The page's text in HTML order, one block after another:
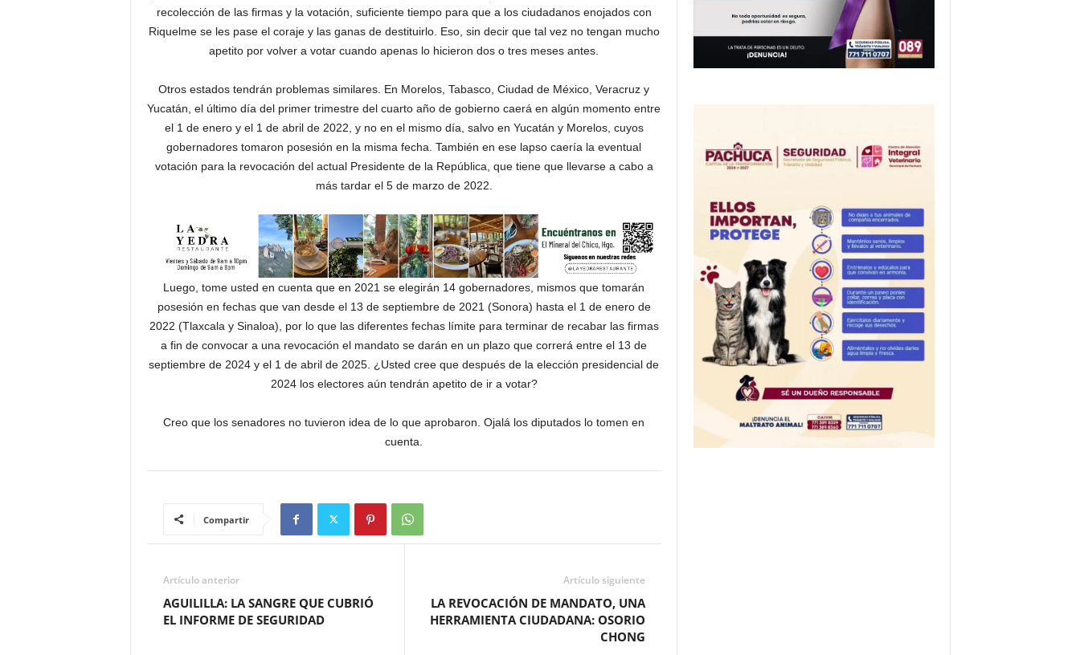
recolección de las firmas y la votación, suficiente tiempo para que a los ciudadanos enojados con
Riquelme se les pase el coraje y las ganas de destituirlo. Eso, sin decir que tal vez no tengan mucho
apetito por volver a votar cuando apenas lo hicieron dos o tres meses antes.
Otros estados tendrán problemas similares. En Morelos, Tabasco, Ciudad de México, Veracruz y
Yucatán, el último día del primer trimestre del cuarto año de gobierno caerá en algún momento entre
el 1 de enero y el 1 de abril de 2022, y no en el mismo día, salvo en Yucatán y Morelos, cuyos
gobernadores tomaron posesión en la misma fecha. También en ese lapso caería la eventual
votación para la revocación del actual Presidente de la República, que tiene que llevarse a cabo a
más tardar el 5 de marzo de 2022.
Luego, tome usted en cuenta que en 2021 se elegirán 14 gobernadores, mismos que tomarán
posesión en fechas que van desde el 13 de septiembre de 2021 (Sonora) hasta el 1 de enero de
2022 (Tlaxcala y Sinaloa), por lo que las diferentes fechas límite para terminar de recabar las firmas
a fin de convocar a una revocación el mandato se darán en un plazo que correrá entre el 13 de
septiembre de 2024 y el 1 de abril de 2025. ¿Usted cree que después de la elección presidencial de
2024 los electores aún tendrán apetito de ir a votar?
Creo que los senadores no tuvieron idea de lo que aprobaron. Ojalá los diputados lo tomen en
cuenta.
Compartir
Artículo anterior
AGUILILLA: LA SANGRE QUE CUBRIÓ
EL INFORME DE SEGURIDAD
Artículo siguiente
LA REVOCACIÓN DE MANDATO, UNA
HERRAMIENTA CIUDADANA: OSORIO
CHONG